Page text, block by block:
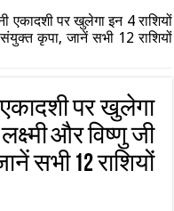
एकादशी पर खुलेगा इन 4 राशियों
कृपा, जानें सभी 12 राशियों
एकादशी पर खुलेगा
और विष्णु जी
सभी 12 राशियों